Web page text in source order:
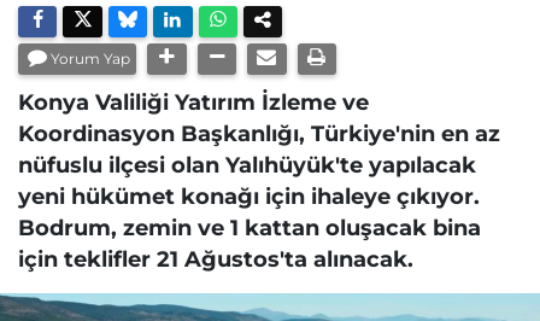
Yorum Yap
Konya Valiliği Yatırım İzleme ve
Koordinasyon Başkanlığı, Türkiye'nin en az
nüfuslu ilçesi olan Yalıhüyük'te yapılacak
yeni hükümet konağı için ihaleye çıkıyor.
Bodrum, zemin ve 1 kattan oluşacak bina
için teklifler 21 Ağustos'ta alınacak.